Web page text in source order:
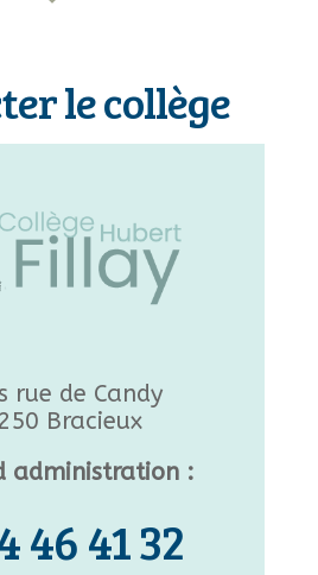
le collège
rue de Candy
Bracieux
administration :
46 41 32